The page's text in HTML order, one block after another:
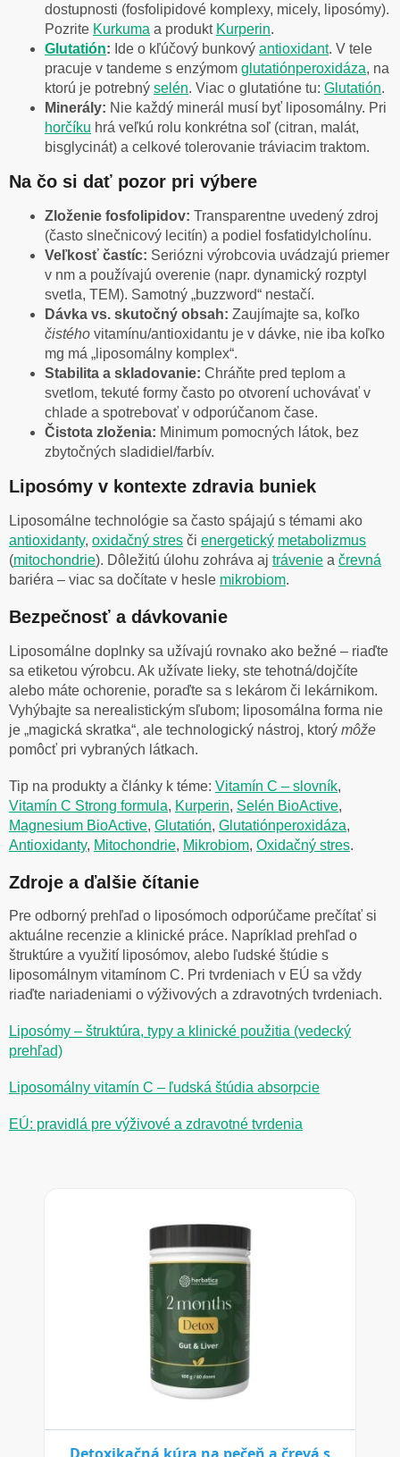
dostupnosti (fosfolipidové komplexy, micely, liposómy).
Pozrite Kurkuma a produkt Kurperin.
Glutatión: Ide o kľúčový bunkový antioxidant. V tele
pracuje v tandeme s enzýmom glutatiónperoxidáza, na
ktorú je potrebný selén. Viac o glutatióne tu: Glutatión.
Minerály: Nie každý minerál musí byť liposomálny. Pri
horčíku hrá veľkú rolu konkrétna soľ (citran, malát,
bisglycinát) a celkové tolerovanie tráviacim traktom.
Na čo si dať pozor pri výbere
Zloženie fosfolipidov: Transparentne uvedený zdroj
(často slnečnicový lecitín) a podiel fosfatidylcholínu.
Veľkosť častíc: Seriózni výrobcovia uvádzajú priemer
v nm a používajú overenie (napr. dynamický rozptyl
svetla, TEM). Samotný „buzzword“ nestačí.
Dávka vs. skutočný obsah: Zaujímajte sa, koľko
čistého vitamínu/antioxidantu je v dávke, nie iba koľko
mg má „liposomálny komplex“.
Stabilita a skladovanie: Chráňte pred teplom a
svetlom, tekuté formy často po otvorení uchovávať v
chlade a spotrebovať v odporúčanom čase.
Čistota zloženia: Minimum pomocných látok, bez
zbytočných sladidiel/farbív.
Liposómy v kontexte zdravia buniek
Liposomálne technológie sa často spájajú s témami ako
antioxidanty, oxidačný stres či energetický metabolizmus
(mitochondrie). Dôležitú úlohu zohráva aj trávenie a črevná
bariéra – viac sa dočítate v hesle mikrobiom.
Bezpečnosť a dávkovanie
Liposomálne doplnky sa užívajú rovnako ako bežné – riaďte
sa etiketou výrobcu. Ak užívate lieky, ste tehotná/dojčíte
alebo máte ochorenie, poraďte sa s lekárom či lekárnikom.
Vyhýbajte sa nerealistickým sľubom; liposomálna forma nie
je „magická skratka“, ale technologický nástroj, ktorý môže
pomôcť pri vybraných látkach.
Tip na produkty a články k téme: Vitamín C – slovník,
Vitamín C Strong formula, Kurperin, Selén BioActive,
Magnesium BioActive, Glutatión, Glutatiónperoxidáza,
Antioxidanty, Mitochondrie, Mikrobiom, Oxidačný stres.
Zdroje a ďalšie čítanie
Pre odborný prehľad o liposómoch odporúčame prečítať si
aktuálne recenzie a klinické práce. Napríklad prehľad o
štruktúre a využití liposómov, alebo ľudské štúdie s
liposomálnym vitamínom C. Pri tvrdeniach v EÚ sa vždy
riaďte nariadeniami o výživových a zdravotných tvrdeniach.
Liposómy – štruktúra, typy a klinické použitia (vedecký
prehľad)
Liposomálny vitamín C – ľudská štúdia absorpcie
EÚ: pravidlá pre výživové a zdravotné tvrdenia